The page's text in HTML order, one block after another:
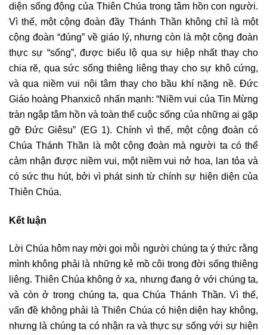
diện sống động của Thiên Chúa trong tâm hồn con người.
Vì thế, một cộng đoàn đầy Thánh Thần không chỉ là một
cộng đoàn “đúng” về giáo lý, nhưng còn là một cộng đoàn
thực sự “sống”, được biểu lộ qua sự hiệp nhất thay cho
chia rẽ, qua sức sống thiêng liêng thay cho sự khô cứng,
và qua niềm vui nội tâm thay cho bầu khí nặng nề. Đức
Giáo hoàng Phanxicô nhấn mạnh: “Niềm vui của Tin Mừng
tràn ngập tâm hồn và toàn thể cuộc sống của những ai gặp
gỡ Đức Giêsu” (EG 1). Chính vì thế, một cộng đoàn có
Chúa Thánh Thần là một cộng đoàn mà người ta có thể
cảm nhận được niềm vui, một niềm vui nở hoa, lan tỏa và
có sức thu hút, bởi vì phát sinh từ chính sự hiện diện của
Thiên Chúa.
Kết luận
Lời Chúa hôm nay mời gọi mỗi người chúng ta ý thức rằng
mình không phải là những kẻ mồ côi trong đời sống thiêng
liêng. Thiên Chúa không ở xa, nhưng đang ở với chúng ta,
và còn ở trong chúng ta, qua Chúa Thánh Thần. Vì thế,
vấn đề không phải là Thiên Chúa có hiện diện hay không,
nhưng là chúng ta có nhận ra và thực sự sống với sự hiện